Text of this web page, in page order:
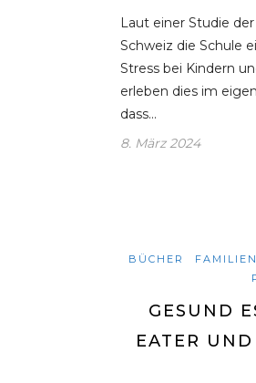
Laut einer Studie
Schweiz die Schule
Stress bei Kindern
erleben dies im
dass…
8. März 2024
BÜCHER
GESUND
EATER